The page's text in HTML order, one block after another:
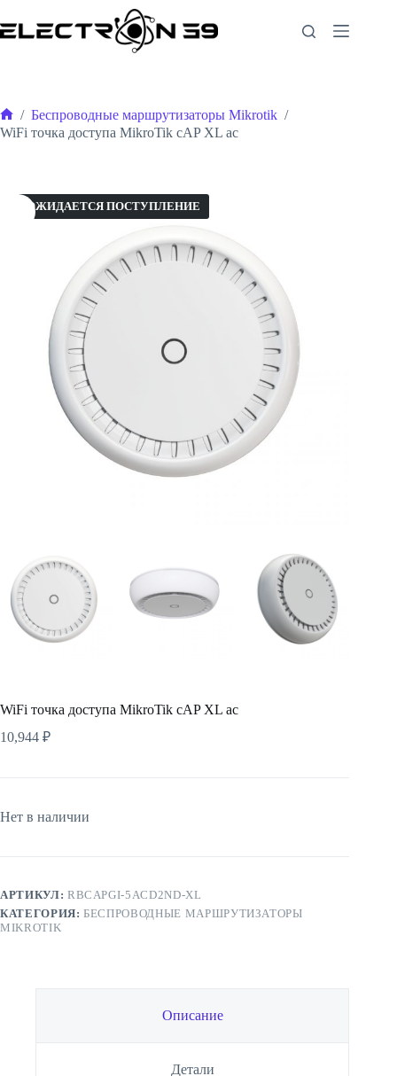
к
сути
Главная
/ Беспроводные маршрутизаторы Mikrotik /
WiFi точка доступа MikroTik cAP XL ac
ОЖИДАЕТСЯ ПОСТУПЛЕНИЕ
WiFi точка доступа MikroTik cAP XL ac
10,944 ₽
Нет в наличии
АРТИКУЛ: RBCAPGI-5ACD2ND-XL
КАТЕГОРИЯ:БЕСПРОВОДНЫЕ МАРШРУТИЗАТОРЫ
MIKROTIK
Описание
Детали